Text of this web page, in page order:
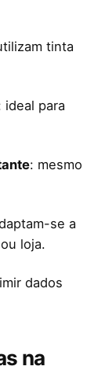
tinta
ideal para
: mesmo
se a
loja.
dados
na